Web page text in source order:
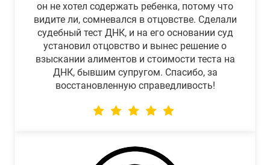
он не хотел содержать ребенка, потому что
видите ли, сомневался в отцовстве. Сделали
судебный тест ДНК, и на его основании суд
установил отцовство и вынес решение о
взыскании алиментов и стоимости теста на
ДНК, бывшим супругом. Спасибо, за
восстановленную справедливость!